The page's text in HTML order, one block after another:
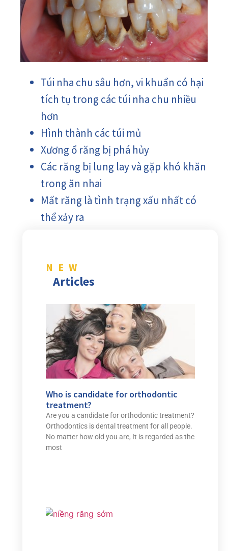
Túi nha chu sâu hơn, vi khuẩn có hại
tích tụ trong các túi nha chu nhiều
hơn
Hình thành các túi mủ
Xương ổ răng bị phá hủy
Các răng bị lung lay và gặp khó khăn
trong ăn nhai
Mất răng là tình trạng xấu nhất có
thể xảy ra
NEW
Articles
Who is candidate for orthodontic
treatment?
Are you a candidate for orthodontic treatment?
Orthodontics is dental treatment for all people.
No matter how old you are, It is regarded as the
most